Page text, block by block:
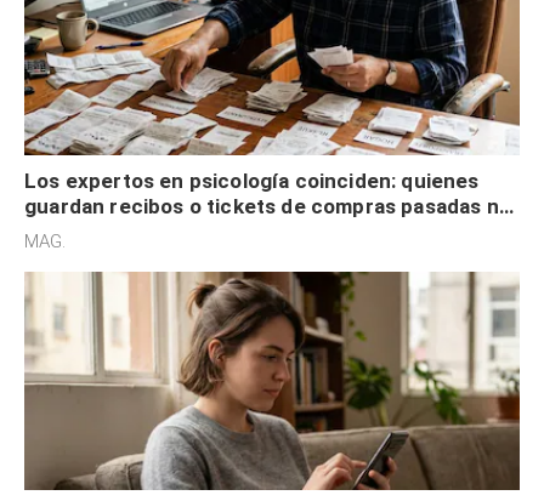
Los expertos en psicología coinciden: quienes
guardan recibos o tickets de compras pasadas no
son acumuladores, sino que tienen necesidad de
MAG.